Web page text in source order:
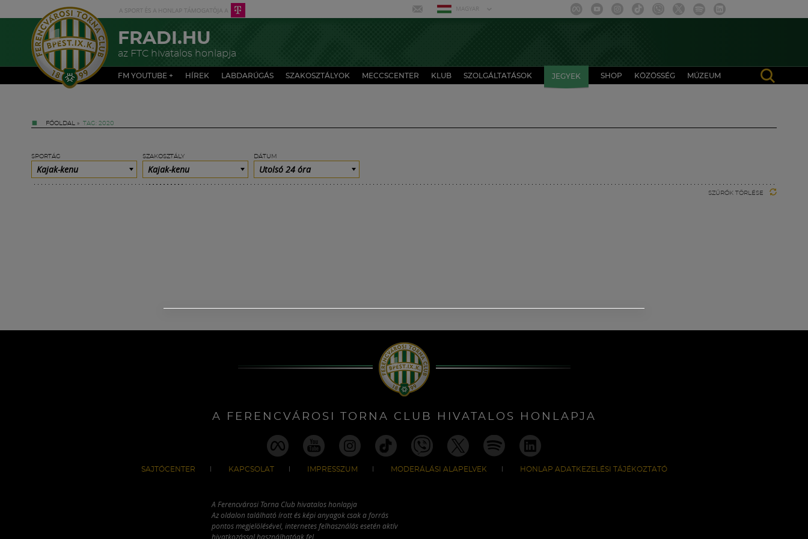
MAGYAR
FRADI.HU
az FTC hivatalos honlapja
FM YOUTUBE + HÍREK LABDARÚGÁS SZAKOSZTÁLYOK MECCSCENTER KLUB SZOLGÁLTATÁSOK JEGYEK SHOP KÖZÖSSÉG MÚZEUM
FŐOLDAL » TAG: 2020
SPORTÁG
Kajak-kenu
SZAKOSZTÁLY
Kajak-kenu
DÁTUM
Utolsó 24 óra
SZŰRŐK TÖRLÉSE
A FERENCVÁROSI TORNA CLUB HIVATALOS HONLAPJA
SAJTÓCENTER KAPCSOLAT IMPRESSZUM MODERÁLÁSI ALAPELVEK HONLAP ADATKEZELÉSI TÁJÉKOZTATÓ
A Ferencvárosi Torna Club hivatalos honlapja
Az oldalon található írott és képi anyagok csak a forrás
pontos megjelölésével, internetes felhasználás esetén aktív
hivatkozással használhatóak fel.